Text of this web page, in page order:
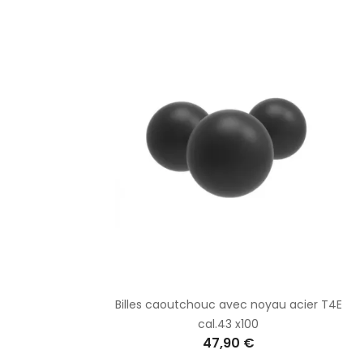
Billes caoutchouc avec noyau acier T4E
cal.43 x100
47,90 €